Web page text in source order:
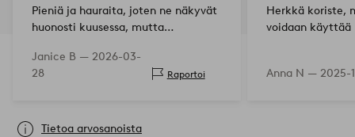
Pieniä ja hauraita, joten ne näkyvät
huonosti kuusessa, mutta
kaunis katseenvangitsija.
Janice B — 2026-03-
28
Raportoi
Herkkä koriste,
voidaan käyttää
Anna N — 2025-
Tietoa arvosanoista